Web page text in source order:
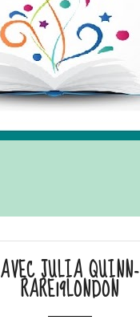
AVEC JULIA QUINN-
RARE19LONDON